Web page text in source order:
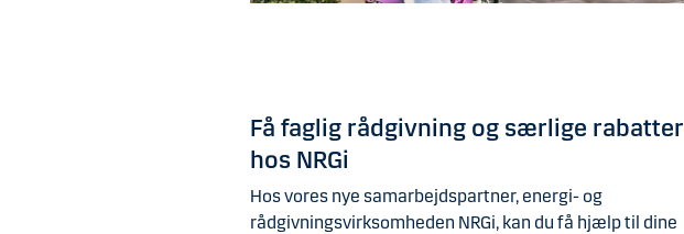
Få faglig rådgivning og særlige rabatter
hos NRGi
Hos vores nye samarbejdspartner, energi- og
rådgivningsvirksomheden NRGi, kan du få hjælp til dine